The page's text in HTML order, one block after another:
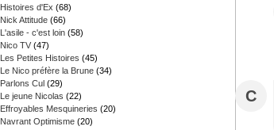
Histoires d'Ex (68)
Nick Attitude (66)
L'asile - c'est loin (58)
Nico TV (47)
Les Petites Histoires (45)
Le Nico préfère la Brune (34)
Parlons Cul (29)
Le jeune Nicolas (22)
Effroyables Mesquineries (20)
Navrant Optimisme (20)
C